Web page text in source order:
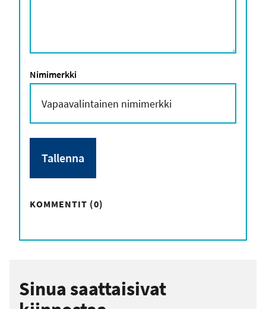
Nimimerkki
KOMMENTIT (0)
Sinua saattaisivat